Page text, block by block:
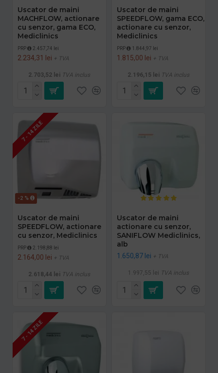
Uscator de maini
MACHFLOW, actionare
cu senzor, gama ECO,
Mediclinics
PRP 2.457,74 lei
2.234,31 lei + TVA
2.703,52 lei TVA inclus
Uscator de maini
SPEEDFLOW, gama ECO,
actionare cu senzor,
Mediclinics
PRP 1.844,97 lei
1.815,00 lei + TVA
2.196,15 lei TVA inclus
-2 %
7 - 14 ZILE
Uscator de maini
SPEEDFLOW, actionare
cu senzor, Mediclinics
PRP 2.198,88 lei
2.164,00 lei + TVA
2.618,44 lei TVA inclus
Uscator de maini
actionare cu senzor,
SANIFLOW Mediclinics,
alb
1.650,87 lei + TVA
1.997,55 lei TVA inclus
7 - 14 ZILE